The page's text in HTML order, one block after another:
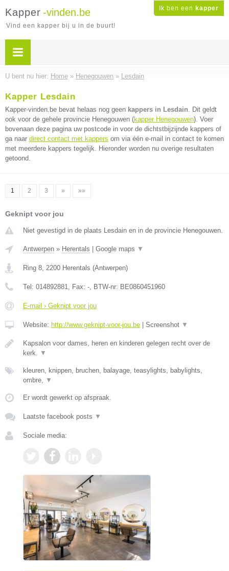
Ik ben een kapper
Kapper -vinden.be
Vind een kapper bij u in de buurt!
U bent nu hier: Home » Henegouwen » Lesdain
Kapper Lesdain
Kapper-vinden.be bevat helaas nog geen kappers in Lesdain. Dit geldt
ook voor de gehele provincie Henegouwen (kapper Henegouwen). Voer
bovenaan deze pagina uw postcode in voor de dichtstbijzijnde kappers of
ga naar direct contact met kappers om via één e-mail in contact te komen
met meerdere kappers tegelijk. Hieronder worden nu overige resultaten
getoond.
1 2 3 » »»
Geknipt voor jou
Niet gevestigd in de plaats Lesdain en in de provincie Henegouwen.
Antwerpen » Herentals Google maps ▼
Ring 8, 2200 Herentals (Antwerpen)
Tel: 014892881, Fax: -, BTW-nr: BE0860451960
E-mail › Geknipt voor jou
Website: http://www.geknipt-voor-jou.be Screenshot ▼
Kapsalon voor dames, heren en kinderen gelegen recht over de
kerk. ▼
kleuren, knippen, bruchen, balayage, teasylights, babylights,
ombre, ▼
Er wordt gewerkt op afspraak.
Laatste facebook posts ▼
Sociale media: